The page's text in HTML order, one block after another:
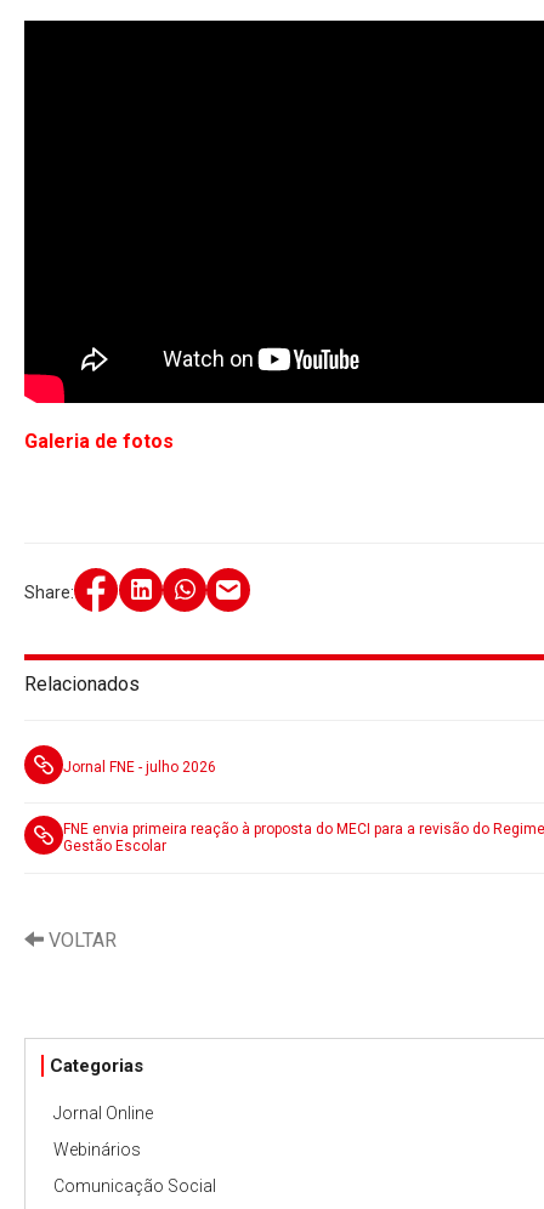
Relacionados
Jornal FNE - julho 2026
FNE envia primeira reação à proposta do MECI para a revisão do
Gestão Escolar
Galeria de fotos
Share:
VOLTAR
Categorias
Jornal Online
Webinários
Comunicação Social